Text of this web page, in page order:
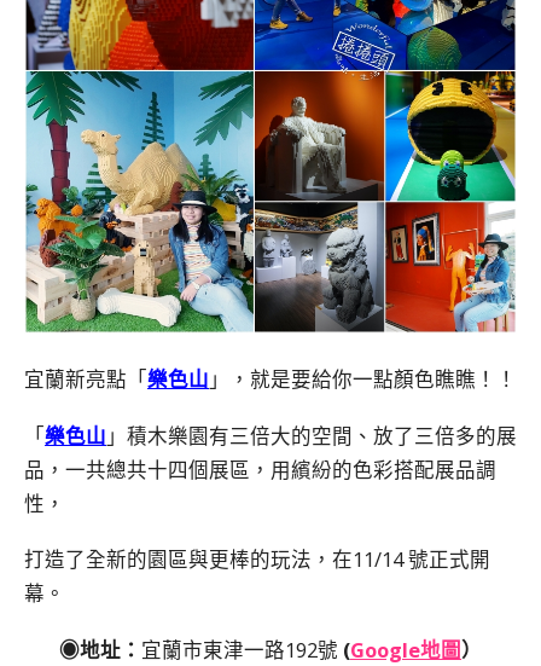
宜蘭新亮點「樂色山 」，就是要給你一點顏色瞧瞧！！
「樂色山 」積木樂園有三倍大的空間、放了三倍多的展
品，一共總共十四個展區，用繽紛的色彩搭配展品調
性，
打造了全新的園區與更棒的玩法，在11/14 號正式開
幕。
◉地址： 宜蘭市東津一路192號 (Google地圖）